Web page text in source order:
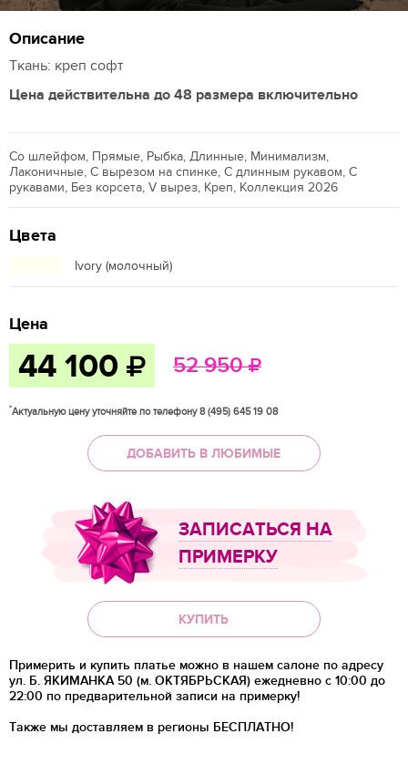
Описание
Ткань: креп софт
Цена действительна до 48 размера включительно
Со шлейфом, Прямые, Рыбка, Длинные, Минимализм,
Лаконичные, С вырезом на спинке, С длинным рукавом, С
рукавами, Без корсета, V вырез, Креп, Коллекция 2026
Цвета
Ivory (молочный)
Цена
44 100 52 950
*Актуальную цену уточняйте по телефону 8 (495) 645 19 08
ДОБАВИТЬ В ЛЮБИМЫЕ
ЗАПИСАТЬСЯ НА
ПРИМЕРКУ
КУПИТЬ
Примерить и купить платье можно в нашем салоне по адресу
ул. Б. ЯКИМАНКА 50 (м. ОКТЯБРЬСКАЯ) ежедневно с 10:00 до
22:00 по предварительной записи на примерку!
Также мы доставляем в регионы БЕСПЛАТНО!